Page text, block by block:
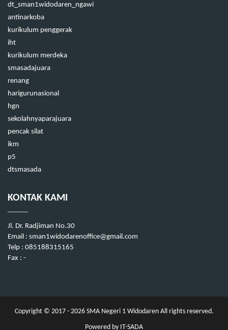
dt_sman1widodaren_ngawi
antinarkoba
kurikulum penggerak
iht
kurikulum merdeka
smasadajuara
renang
harigurunasional
hgn
sekolahnyaparajuara
pencak silat
ikm
p5
dtsmasada
KONTAK KAMI
Jl. Dr. Radjiman No.30
Email : sman1widodarenoffice@gmail.com
Telp : 085188315165
Fax : -
Copyright © 2017 - 2026SMA Negeri 1 WidodarenAll rights reserved.
Powered by IT-SADA